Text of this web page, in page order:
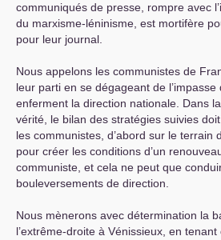
communiqués de presse, rompre avec
du marxisme-léninisme, est mortifère
pour leur journal.
Nous appelons les communistes de
leur parti en se dégageant de
enferment la direction nationale. Dans
vérité, le bilan des stratégies suivies
les communistes, d’abord sur le terrain
pour créer les conditions d’un
communiste, et cela ne peut que
bouleversements de direction.
Nous mènerons avec détermination la
l’extrême-droite à Vénissieux, en